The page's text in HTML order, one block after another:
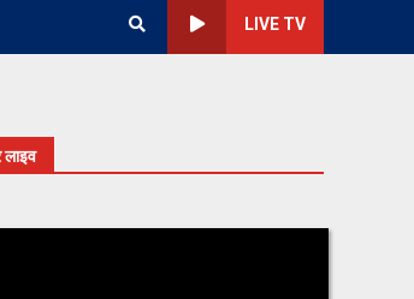
LIVE TV
लाइव